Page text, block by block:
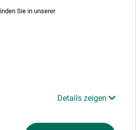
Sie in unserer
Details zeigen
en metalplade og overtrukket
kontakt
kontaktoplysninger for dette